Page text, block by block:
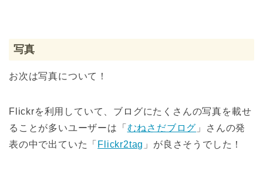
写真
お次は写真について！
Flickrを利用していて、ブログにたくさんの写真を載せ
ることが多いユーザーは「 むねさだブログ 」さんの発
表の中で出ていた「 Flickr2tag 」が良さそうでした！